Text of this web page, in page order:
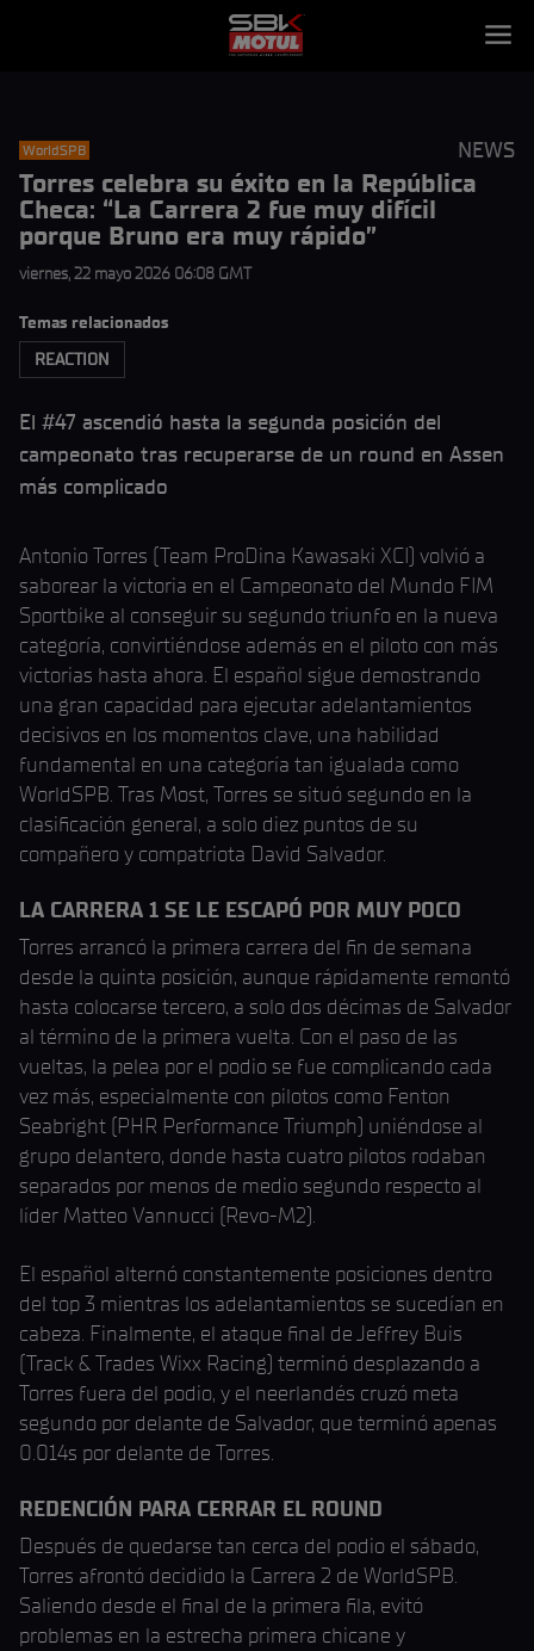
WorldSPB NEWS
Torres celebra su éxito en la República
Checa: “La Carrera 2 fue muy difícil
porque Bruno era muy rápido”
viernes, 22 mayo 2026 06:08 GMT
Temas relacionados
REACTION
El #47 ascendió hasta la segunda posición del
campeonato tras recuperarse de un round en Assen
más complicado
Antonio Torres (Team ProDina Kawasaki XCI) volvió a
saborear la victoria en el Campeonato del Mundo FIM
Sportbike al conseguir su segundo triunfo en la nueva
categoría, convirtiéndose además en el piloto con más
victorias hasta ahora. El español sigue demostrando
una gran capacidad para ejecutar adelantamientos
decisivos en los momentos clave, una habilidad
fundamental en una categoría tan igualada como
WorldSPB. Tras Most, Torres se situó segundo en la
clasificación general, a solo diez puntos de su
compañero y compatriota David Salvador.
LA CARRERA 1 SE LE ESCAPÓ POR MUY POCO
Torres arrancó la primera carrera del fin de semana
desde la quinta posición, aunque rápidamente remontó
hasta colocarse tercero, a solo dos décimas de Salvador
al término de la primera vuelta. Con el paso de las
vueltas, la pelea por el podio se fue complicando cada
vez más, especialmente con pilotos como Fenton
Seabright (PHR Performance Triumph) uniéndose al
grupo delantero, donde hasta cuatro pilotos rodaban
separados por menos de medio segundo respecto al
líder Matteo Vannucci (Revo-M2).
El español alternó constantemente posiciones dentro
del top 3 mientras los adelantamientos se sucedían en
cabeza. Finalmente, el ataque final de Jeffrey Buis
(Track & Trades Wixx Racing) terminó desplazando a
Torres fuera del podio, y el neerlandés cruzó meta
segundo por delante de Salvador, que terminó apenas
0.014s por delante de Torres.
REDENCIÓN PARA CERRAR EL ROUND
Después de quedarse tan cerca del podio el sábado,
Torres afrontó decidido la Carrera 2 de WorldSPB.
Saliendo desde el final de la primera fila, evitó
problemas en la estrecha primera chicane y